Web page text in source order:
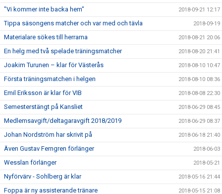
"Vi kommer inte backa hem" 2018-09-21 12:17
Tippa säsongens matcher och var med och tävla 2018-09-19
Materialare sökes till herrarna 2018-08-21 20:06
En helg med två spelade träningsmatcher 2018-08-20 21:41
Joakim Turunen – klar för Västerås 2018-08-10 10:47
Första träningsmatchen i helgen 2018-08-10 08:36
Emil Eriksson är klar för VIB 2018-08-08 22:30
Semesterstängt på Kansliet 2018-06-29 08:45
Medlemsavgift/deltagaravgift 2018/2019 2018-06-29 08:37
Johan Nordström har skrivit på 2018-06-18 21:40
Även Gustav Ferngren förlänger 2018-06-03
Wesslan förlänger 2018-05-21
Nyförvärv - Sohlberg är klar 2018-05-16 21:44
Foppa är ny assisterande tränare 2018-05-15 21:08